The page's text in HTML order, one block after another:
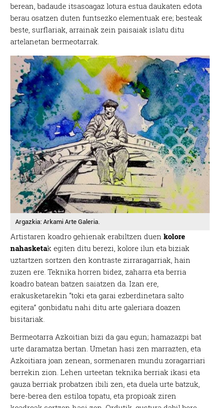
berean, badaude itsasoagaz lotura estua daukaten edota
berau osatzen duten funtsezko elementuak ere; besteak
beste, surflariak, arrainak zein paisaiak islatu ditu
artelanetan bermeotarrak.
Argazkia: Arkami Arte Galeria.
Artistaren koadro gehienak erabiltzen duen kolore
nahasketak egiten ditu berezi, kolore ilun eta biziak
uztartzen sortzen den kontraste zirraragarriak, hain
zuzen ere. Teknika horren bidez, zaharra eta berria
koadro batean batzen saiatzen da. Izan ere,
erakusketarekin “toki eta garai ezberdinetara salto
egitera” gonbidatu nahi ditu arte galeriara doazen
bisitariak.
Bermeotarra Azkoitian bizi da gau egun; hamazazpi bat
urte daramatza bertan. Umetan hasi zen marrazten, eta
Azkoitiara joan zenean, sormenaren mundu zoragarriari
berrekin zion. Lehen urteetan teknika berriak ikasi eta
gauza berriak probatzen ibili zen, eta duela urte batzuk,
bere-berea den estiloa topatu, eta propioak ziren